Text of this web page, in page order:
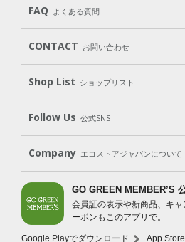
Body（ボディ） Hair（ヘア）
Goods （グッズ）
Gift set
User Guide
Subscription（定
FAQ よくある質問
CONTACT お問い合わせ
Shop List ショップリスト
Shop List
Follow Us 公式SNS
LINE＠ Instagram
Company エコストアジャパンについて
会社案内 ご利用規約
プ
特定商取引法に基づく表
法人会員サービス
New
GO GREEN MEMBER’S
会員証の表示や新商品、キ
ーポンもこのアプリで。
Google Playでダウンロード App